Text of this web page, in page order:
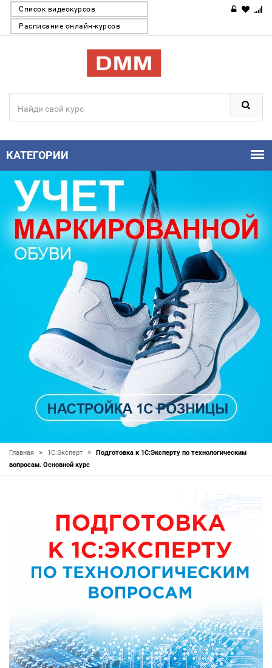
Список видеокурсов
Расписание онлайн-курсов
КАТЕГОРИИ
Главная » 1С:Эксперт »
Подготовка к 1С:Эксперту по технологическим
вопросам. Основной курс